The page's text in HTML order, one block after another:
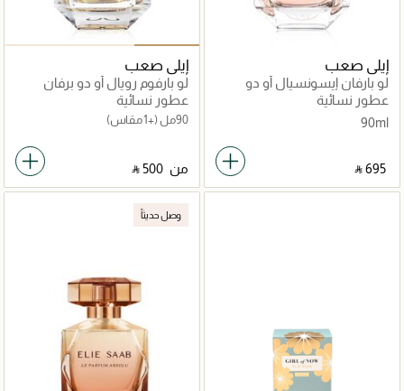
إيلي صعب
لو بارفان إيسونسيال أو دو
برفان
عطور نسائية
90ml
‎ ⃁ ⁦695⁩ ‎
إيلي صعب
لو بارفوم رويال أو دو برفان
عطور نسائية
90مل (+1 مقاس)
من ‎ ⃁ ⁦500⁩ ‎
وصل حديثاً